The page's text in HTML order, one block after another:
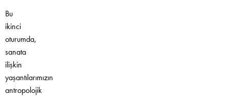
Bu
ikinci
oturumda,
sanata
ilişkin
yaşantılarımızın
antropolojik